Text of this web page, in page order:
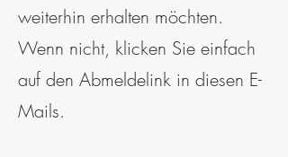
weiterhin erhalten möchten.
Wenn nicht, klicken Sie einfach
auf den Abmeldelink in diesen E-
Mails.